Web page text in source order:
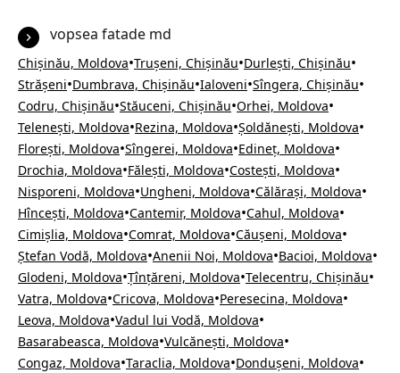
vopsea fatade md
Chișinău, Moldova•Trușeni, Chișinău•Durlești, Chișinău•
Strășeni•Dumbrava, Chișinău•Ialoveni•Sîngera, Chișinău•
Codru, Chișinău•Stăuceni, Chișinău•Orhei, Moldova•
Telenești, Moldova•Rezina, Moldova•Șoldănești, Moldova•
Florești, Moldova•Sîngerei, Moldova•Edineț, Moldova•
Drochia, Moldova•Fălești, Moldova•Costești, Moldova•
Nisporeni, Moldova•Ungheni, Moldova•Călărași, Moldova•
Hîncești, Moldova•Cantemir, Moldova•Cahul, Moldova•
Cimișlia, Moldova•Comrat, Moldova•Căușeni, Moldova•
Ștefan Vodă, Moldova•Anenii Noi, Moldova•Bacioi, Moldova•
Glodeni, Moldova•Țînțăreni, Moldova•Telecentru, Chișinău•
Vatra, Moldova•Cricova, Moldova•Peresecina, Moldova•
Leova, Moldova•Vadul lui Vodă, Moldova•
Basarabeasca, Moldova•Vulcănești, Moldova•
Congaz, Moldova•Taraclia, Moldova•Dondușeni, Moldova•